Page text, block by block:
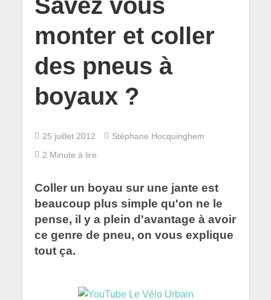
Savez vous
monter et coller
des pneus à
boyaux ?
25 juillet 2012
Stéphane Hocquinghem
2 Minute à lire
Coller un boyau sur une jante est
beaucoup plus simple qu'on ne le
pense, il y a plein d'avantage à avoir
ce genre de pneu, on vous explique
tout ça.